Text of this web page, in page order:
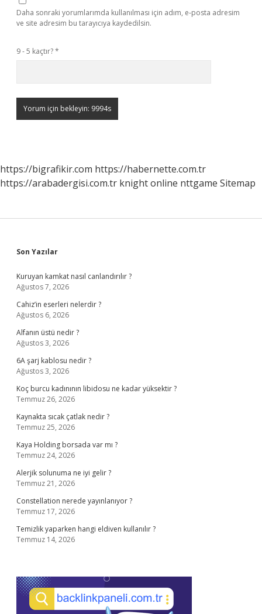
Daha sonraki yorumlarımda kullanılması için adım, e-posta adresim
ve site adresim bu tarayıcıya kaydedilsin.
9 - 5 kaçtır?*
https://bigrafikir.com https://habernette.com.tr
https://arabadergisi.com.tr knight online nttgame Sitemap
Sidebar
Son Yazılar
Kuruyan kamkat nasıl canlandırılır ?
Ağustos 7, 2026
Cahiz’in eserleri nelerdir ?
Ağustos 6, 2026
Alfanın üstü nedir ?
Ağustos 3, 2026
6A şarj kablosu nedir ?
Ağustos 3, 2026
Koç burcu kadınının libidosu ne kadar yüksektir ?
Temmuz 26, 2026
Kaynakta sıcak çatlak nedir ?
Temmuz 25, 2026
Kaya Holding borsada var mı ?
Temmuz 24, 2026
Alerjik solunuma ne iyi gelir ?
Temmuz 21, 2026
Constellation nerede yayınlanıyor ?
Temmuz 17, 2026
Temizlik yaparken hangi eldiven kullanılır ?
Temmuz 14, 2026